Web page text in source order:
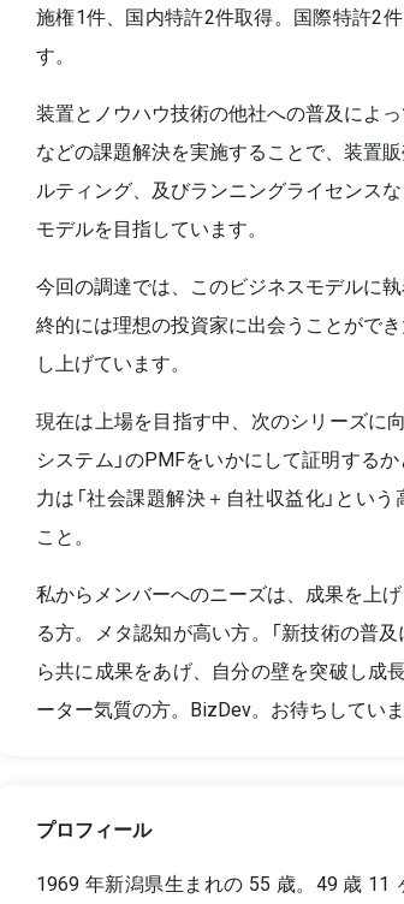
施権1件、国内特許2件取得。国際特許2
す。
装置とノウハウ技術の他社への普及によ
などの課題解決を実施することで、装置
ルティング、及びランニングライセンス
モデルを目指しています。
今回の調達では、このビジネスモデルに
終的には理想の投資家に出会うことがで
し上げています。
現在は上場を目指す中、次のシリーズに
システム」のPMFをいかにして証明する
力は「社会課題解決＋自社収益化」とい
こと。
私からメンバーへのニーズは、成果を上
る方。メタ認知が高い方。「新技術の普
ら共に成果をあげ、自分の壁を突破し成
ーター気質の方。BizDev。お待ちしてい
プロフィール
1969 年新潟県生まれの 55 歳。49 歳 11